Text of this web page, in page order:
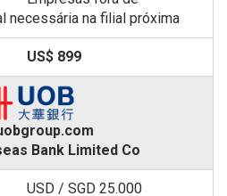
necessária na filial próxima
US$ 899
Bank Limited Co
USD / SGD 25.000